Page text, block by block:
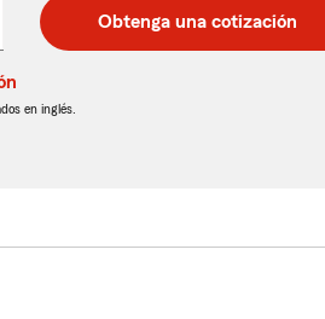
Obtenga una cotización
en inglés.